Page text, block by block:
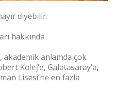
diyebilir.
hakkında
akademik anlamda çok
Kolej’e, Galatasaray’a,
Lisesi’ne en fazla